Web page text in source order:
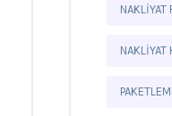
NAKLIYAT
NAKLIYAT